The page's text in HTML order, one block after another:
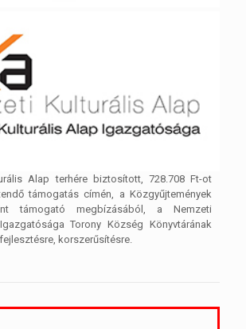
Alap terhére biztosított, 728.708 Ft-ot
támogatás címén, a Közgyűjtemények
támogató megbízásából, a Nemzeti
Torony Község Könyvtárának
korszerűsítésre.